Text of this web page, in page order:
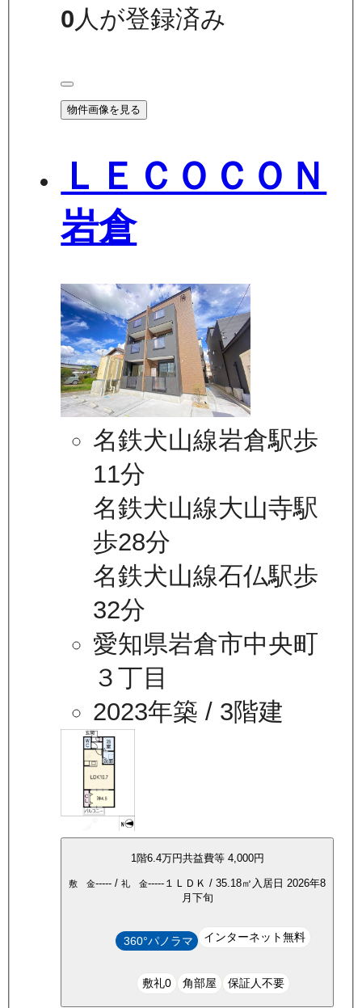
0 人が登録済み
物件画像を見る
ＬＥＣＯＣＯＮ
岩倉
名鉄犬山線岩倉駅歩
11分
名鉄犬山線大山寺駅
歩28分
名鉄犬山線石仏駅歩
32分
愛知県岩倉市中央町
３丁目
2023年築 / 3階建
1階6.4万円共益費等 4,000円
敷 金----- / 礼 金----- １ＬＤＫ / 35.18㎡ 入居日 2026年8
月下旬
360°パノラマ インターネット無料
敷礼0 角部屋 保証人不要